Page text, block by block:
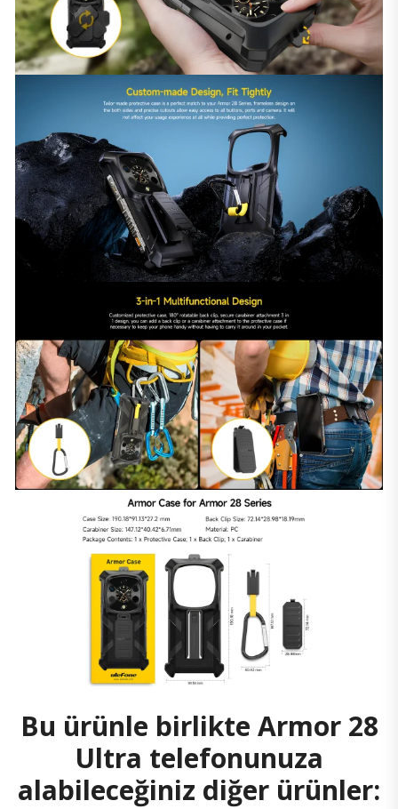
Bu ürünle birlikte Armor 28
Ultra telefonunuza
alabileceğiniz diğer ürünler: